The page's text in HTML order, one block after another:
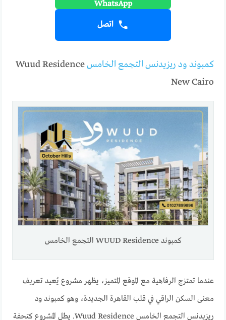
اتصل
كمبوند ود ريزيدنس التجمع الخامسWuud Residence
New Cairo
كمبوند WUUD Residence التجمع الخامس
عندما تمتزج الرفاهية مع الموقع المتميز، يظهر مشروع يُعيد تعريف
معنى السكن الراقي في قلب القاهرة الجديدة، وهو كمبوند ود
ريزيدنس التجمع الخامس Wuud Residence. يطل المشروع كتحفة